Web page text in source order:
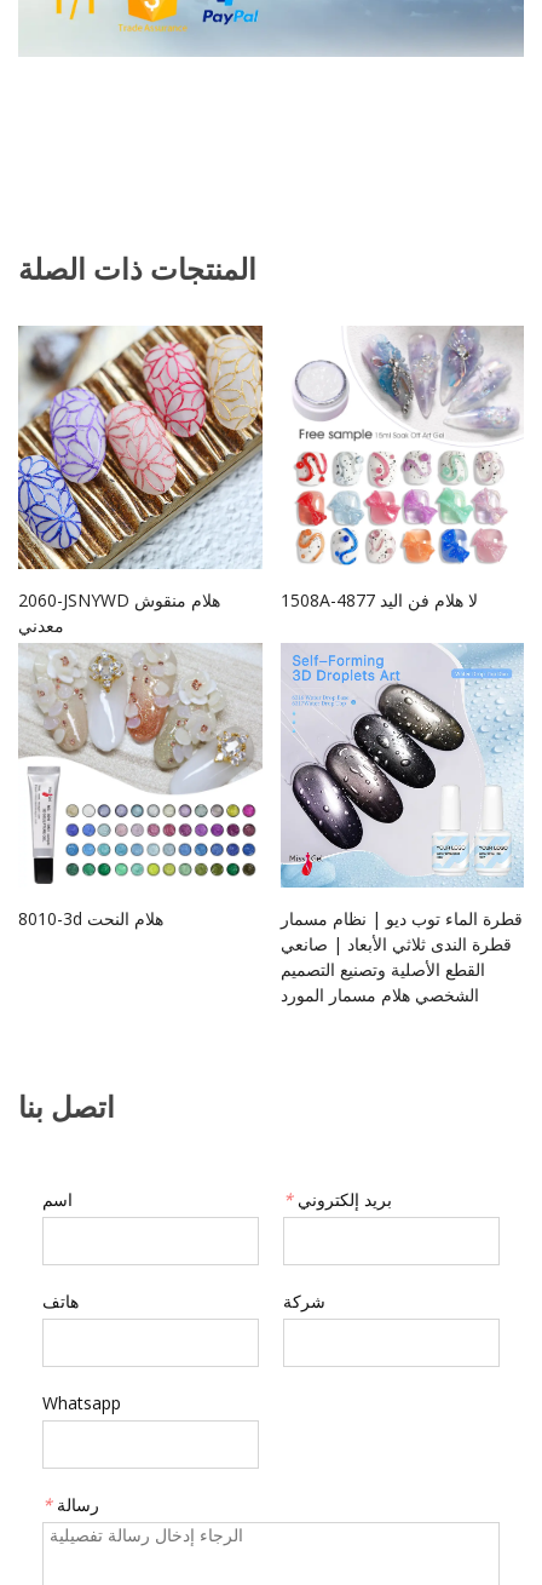
المنتجات ذات الصلة
2060-JSNYWD هلام منقوش
معدني
1508A-4877 لا هلام فن اليد
8010-3d هلام النحت
قطرة الماء توب ديو | نظام مسمار
قطرة الندى ثلاثي الأبعاد | صانعي
القطع الأصلية وتصنيع التصميم
الشخصي هلام مسمار المورد
اتصل بنا
اسم * بريد إلكتروني
هاتف شركة
Whatsapp
* رسالة